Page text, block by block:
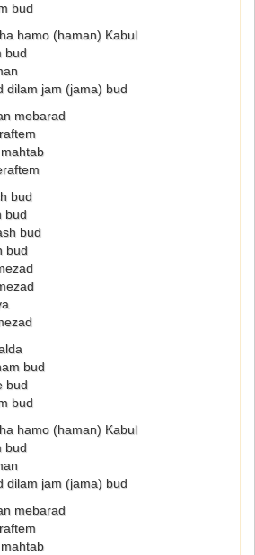
bud
hamo (haman) Kabul
bud
dilam jam (jama) bud
mebarad
bud
bud
bud
bud
bud
bud
bud
hamo (haman) Kabul
bud
dilam jam (jama) bud
mebarad